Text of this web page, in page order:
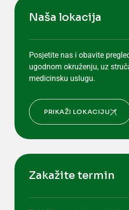
Naša lokacija
Posjetite nas i obavite
ugodnom okruženju, uz
medicinsku uslugu.
PRIKAŽI LOKACIJU
Zakažite termin